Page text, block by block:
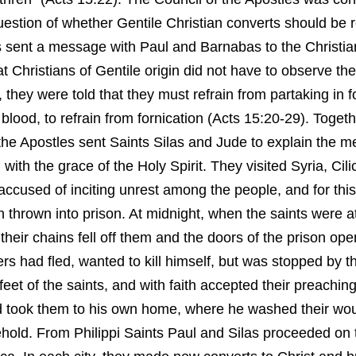
of whether Gentile Christian converts should be
a message with Paul and Barnabas to the
Christians of Gentile origin did not have to observe
they were told that they must refrain from partaking in
to refrain from fornication (Acts 15:20-29).
Apostles sent Saints Silas and Jude to explain the
the grace of the Holy Spirit. They visited Syria,
of inciting unrest among the people, and for
thrown into prison. At midnight, when the saints were
chains fell off them and the doors of the prison
had fled, wanted to kill himself, but was stopped by
of the saints, and with faith accepted their
them to his own home, where he washed their
From Philippi Saints Paul and Silas proceeded